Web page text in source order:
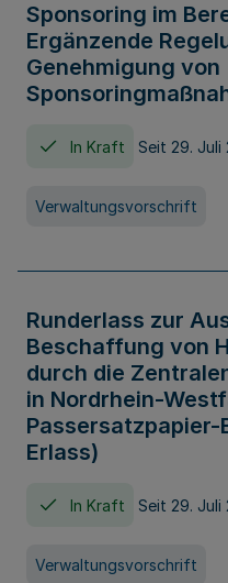
Sponsoring im
Ergänzende
Genehmigung von
In Kraft Seit 29. Juli
Verwaltungsvorschrift
Runderlass zur
Beschaffung von
durch die
in Nordrhein-
Passersatzpapier-
Erlass)
In Kraft Seit 29. Juli
Verwaltungsvorschrift